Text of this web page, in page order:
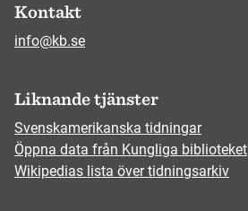
Kontakt
info@kb.se
Liknande tjänster
Svenskamerikanska tidningar
Öppna data från Kungliga biblioteket
Wikipedias lista över tidningsarkiv